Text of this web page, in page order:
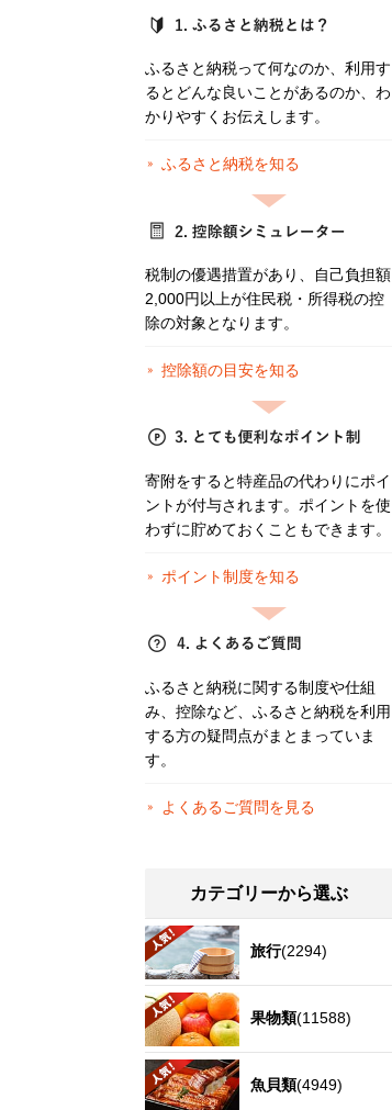
ふるさと納税って何なのか、利用す
るとどんな良いことがあるのか、わ
かりやすくお伝えします。
ふるさと納税を知る
税制の優遇措置があり、自己負担額
2,000円以上が住民税・所得税の控
除の対象となります。
控除額の目安を知る
寄附をすると特産品の代わりにポイ
ントが付与されます。ポイントを使
わずに貯めておくこともできます。
ポイント制度を知る
ふるさと納税に関する制度や仕組
み、控除など、ふるさと納税を利用
する方の疑問点がまとまっていま
す。
よくあるご質問を見る
カテゴリーから選ぶ
旅行(2294)
果物類(11588)
魚貝類(4949)